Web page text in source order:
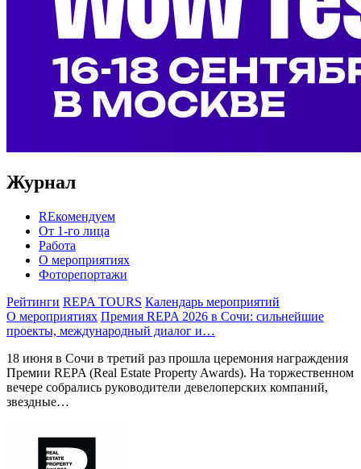
Журнал
REкомендуем
От 1-го лица
Работа
О мероприятиях
Фоторепортажи
Рейтинги REPA TOURS Календарь мероприятий
О мероприятиях Премия REPA 2026 в Сочи: сильнейшие
проекты, международный диалог и…
18 июня в Сочи в третий раз прошла церемония награждения
Премии REPA (Real Estate Property Awards). На торжественном
вечере собрались руководители девелоперских компаний,
звездные…